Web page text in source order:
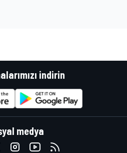
indirin
medya